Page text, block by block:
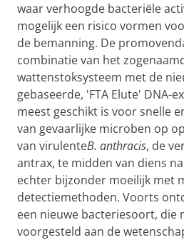
waar verhoogde bacteriële
mogelijk een risico vormen
de bemanning. De
combinatie van het
wattenstoksysteem met de
gebaseerde, 'FTA Elute' DNA-
meest geschikt is voor snelle
van gevaarlijke microben op
van virulenteB. anthracis, de
antrax, te midden van diens
echter bijzonder moeilijk met
detectiemethoden. Voorts
een nieuwe bacteriesoort, die
voorgesteld aan de